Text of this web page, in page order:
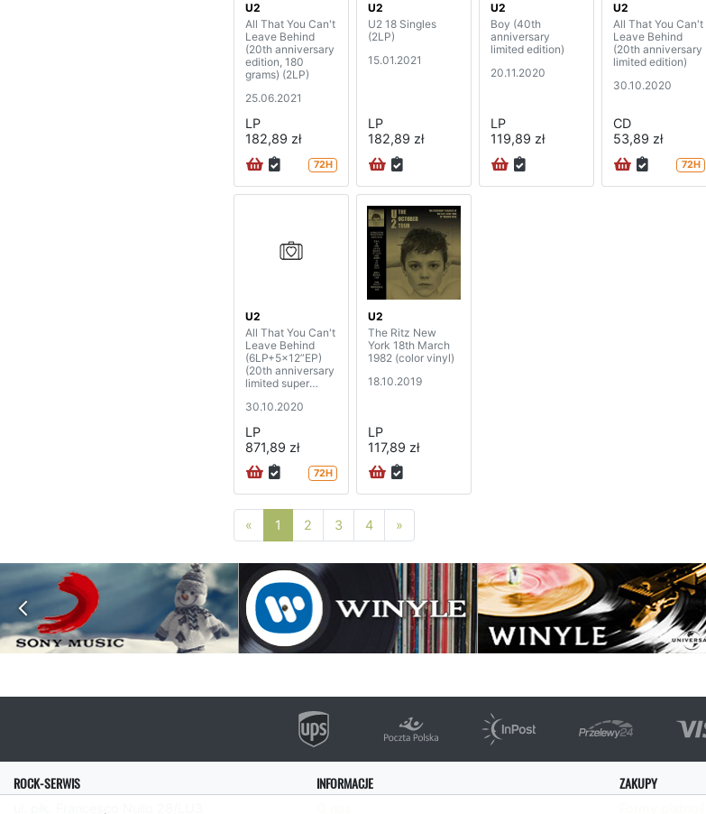
U2
All That You Can't
Leave Behind
(20th anniversary
edition, 180
grams) (2LP)
25.06.2021
LP
182,89 zł
72H
U2
U2 18 Singles
(2LP)
15.01.2021
LP
182,89 zł
U2
Boy (40th
anniversary
limited edition)
20.11.2020
LP
119,89 zł
U2
All That You Can't
Leave Behind
(20th anniversary
limited edition)
30.10.2020
CD
53,89 zł
72H
U2
All That You Can't
Leave Behind
(6LP+5x12”EP)
(20th anniversary
limited super
30.10.2020
LP
871,89 zł
72H
U2
The Ritz New
York 18th March
1982 (color vinyl)
18.10.2019
LP
117,89 zł
« Poprzednia strona
1 2 3 4 »
ROCK-SERWIS INFORMACJE ZAKUPY